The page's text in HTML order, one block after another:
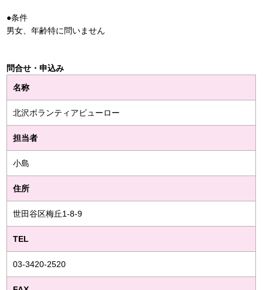
●条件
男女、年齢特に問いません
問合せ・申込み
名称
北沢ボランティアビューロー
担当者
小島
住所
世田谷区梅丘1-8-9
TEL
03-3420-2520